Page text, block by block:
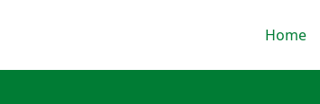
Home